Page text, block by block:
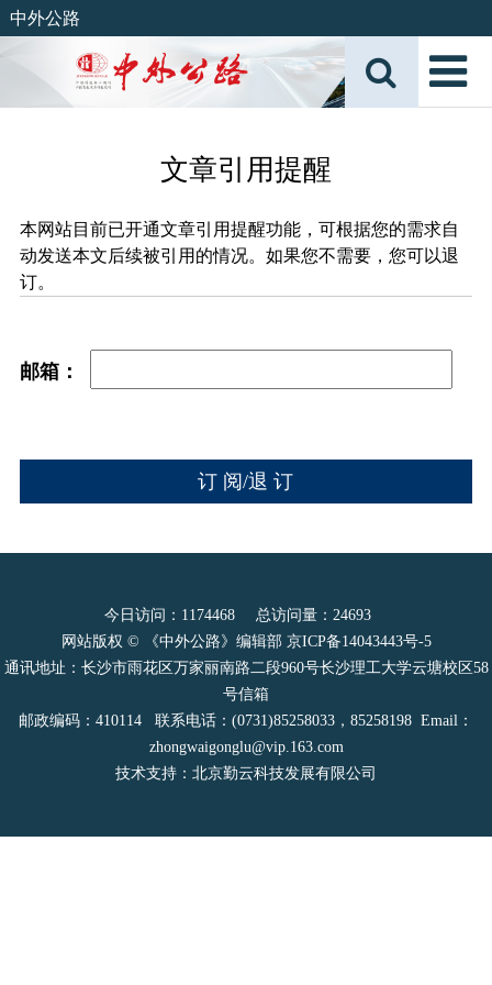
中外公路
文章引用提醒
本网站目前已开通文章引用提醒功能，可根据您的需求自
动发送本文后续被引用的情况。如果您不需要，您可以退
订。
邮箱：
今日访问： 1174468 总访问量： 24693
网站版权 © 《中外公路》编辑部 京ICP备14043443号-5
通讯地址：长沙市雨花区万家丽南路二段960号长沙理工大学云塘校区58
号信箱
邮政编码：410114 联系电话：(0731)85258033，85258198 Email：
zhongwaigonglu@vip.163.com
技术支持：北京勤云科技发展有限公司